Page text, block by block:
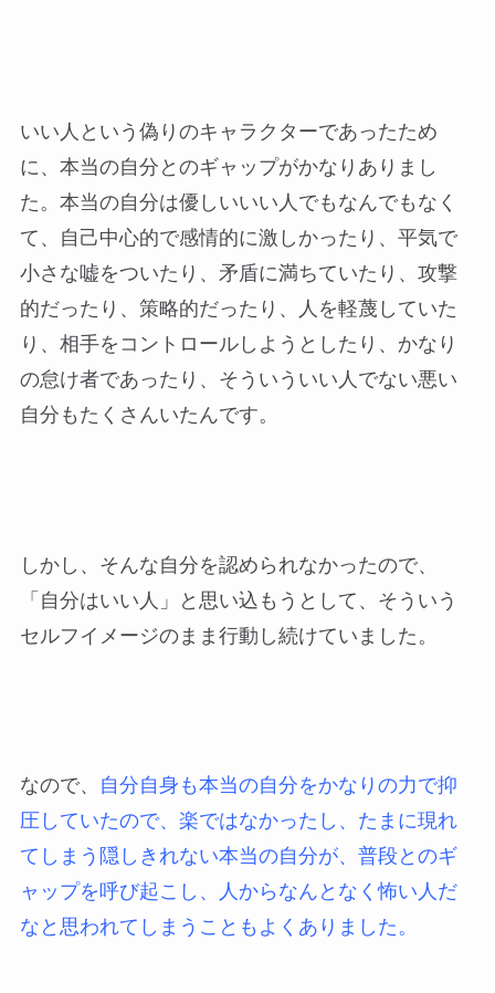
いい人という偽りのキャラクターであったため
に、本当の自分とのギャップがかなりありまし
た。本当の自分は優しいいい人でもなんでもなく
て、自己中心的で感情的に激しかったり、平気で
小さな嘘をついたり、矛盾に満ちていたり、攻撃
的だったり、策略的だったり、人を軽蔑していた
り、相手をコントロールしようとしたり、かなり
の怠け者であったり、そういういい人でない悪い
自分もたくさんいたんです。
しかし、そんな自分を認められなかったので、
「自分はいい人」と思い込もうとして、そういう
セルフイメージのまま行動し続けていました。
なので、
自分自身も本当の自分をかなりの力で抑
圧していたので、楽ではなかったし、たまに現れ
てしまう隠しきれない本当の自分が、普段とのギ
ャップを呼び起こし、人からなんとなく怖い人だ
なと思われてしまうこともよくありました。